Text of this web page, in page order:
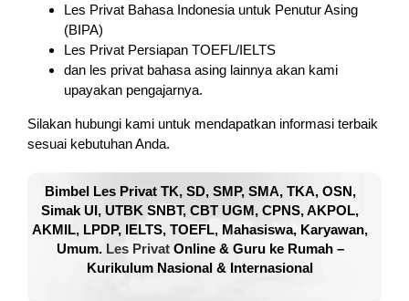
Les Privat Bahasa Indonesia untuk Penutur Asing
(BIPA)
Les Privat Persiapan TOEFL/IELTS
dan les privat bahasa asing lainnya akan kami
upayakan pengajarnya.
Silakan hubungi kami untuk mendapatkan informasi terbaik
sesuai kebutuhan Anda.
Bimbel Les Privat TK, SD, SMP, SMA, TKA, OSN,
Simak UI, UTBK SNBT, CBT UGM, CPNS, AKPOL,
AKMIL, LPDP, IELTS, TOEFL, Mahasiswa, Karyawan,
Umum. Les PrivatOnline & Guru ke Rumah –
Kurikulum Nasional & Internasional